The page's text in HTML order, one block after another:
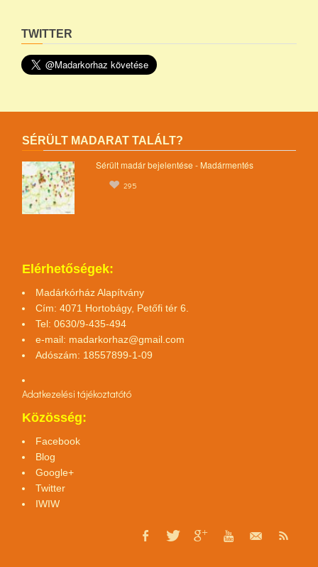
TWITTER
SÉRÜLT MADARAT TALÁLT?
Sérült madár bejelentése - Madármentés
295
Elérhetőségek:
Madárkórház Alapítvány
Cím: 4071 Hortobágy, Petőfi tér 6.
Tel: 0630/9-435-494
e-mail: madarkorhaz@gmail.com
Adószám: 18557899-1-09
Adatkezelési tájékoztatótó
Közösség:
Facebook
Blog
Google+
Twitter
IWIW